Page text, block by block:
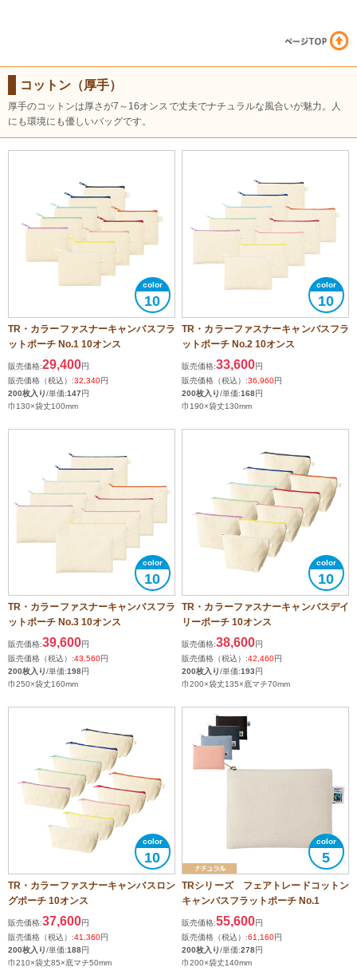
コットン（厚手）
厚手のコットンは厚さが7～16オンスで丈夫でナチュラルな風合いが魅力。人
にも環境にも優しいバッグです。
10
TR・カラーファスナーキャンバスフラ
ットポーチ No.1 10オンス
販売価格:29,400円
販売価格（税込）:32,340円
200枚入り/単価:147円
巾130×袋丈100mm
10
TR・カラーファスナーキャンバスフラ
ットポーチ No.2 10オンス
販売価格:33,600円
販売価格（税込）:36,960円
200枚入り/単価:168円
巾190×袋丈130mm
10
TR・カラーファスナーキャンバスフラ
ットポーチ No.3 10オンス
販売価格:39,600円
販売価格（税込）:43,560円
200枚入り/単価:198円
巾250×袋丈160mm
10
TR・カラーファスナーキャンバスデイ
リーポーチ 10オンス
販売価格:38,600円
販売価格（税込）:42,460円
200枚入り/単価:193円
巾200×袋丈135×底マチ70mm
10
TR・カラーファスナーキャンバスロン
グポーチ 10オンス
販売価格:37,600円
販売価格（税込）:41,360円
200枚入り/単価:188円
巾210×袋丈85×底マチ50mm
5
TRシリーズ フェアトレードコットン
キャンバスフラットポーチ No.1
販売価格:55,600円
販売価格（税込）:61,160円
200枚入り/単価:278円
巾200×袋丈140mm